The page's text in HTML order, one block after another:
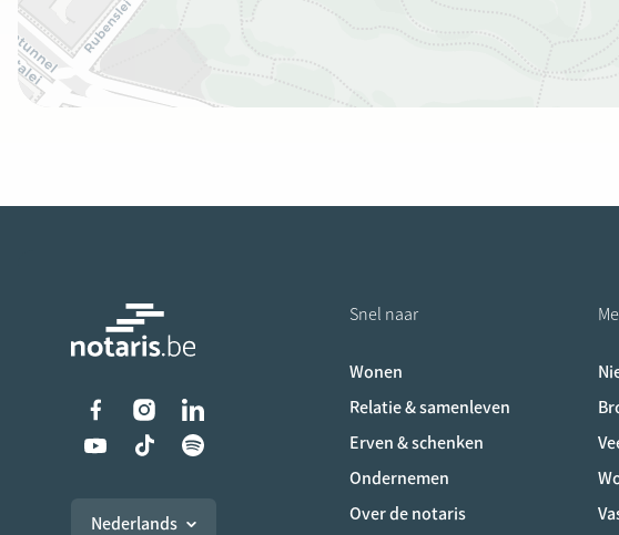
Liens vers les réseaux sociaux
Nederlands
Snel naar
Wonen
Relatie & samenleven
Erven & schenken
Ondernemen
Over de notaris